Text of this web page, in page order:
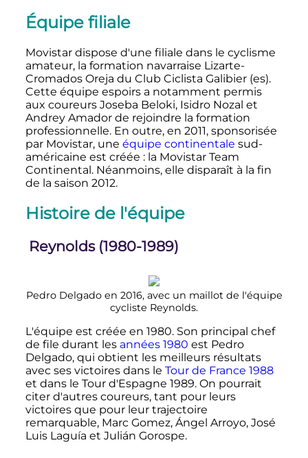
Équipe filiale
Movistar dispose d'une filiale dans le cyclisme
amateur, la formation navarraise Lizarte-
Cromados Oreja du Club Ciclista Galibier (es).
Cette équipe espoirs a notamment permis
aux coureurs Joseba Beloki, Isidro Nozal et
Andrey Amador de rejoindre la formation
professionnelle. En outre, en 2011, sponsorisée
par Movistar, une équipe continentale sud-
américaine est créée : la Movistar Team
Continental. Néanmoins, elle disparaît à la fin
de la saison 2012.
Histoire de l'équipe
Reynolds (1980-1989)
Pedro Delgado en 2016, avec un maillot de l'équipe
cycliste Reynolds.
L'équipe est créée en 1980. Son principal chef
de file durant les années 1980 est Pedro
Delgado, qui obtient les meilleurs résultats
avec ses victoires dans le Tour de France 1988
et dans le Tour d'Espagne 1989. On pourrait
citer d'autres coureurs, tant pour leurs
victoires que pour leur trajectoire
remarquable, Marc Gomez, Ángel Arroyo, José
Luis Laguía et Julián Gorospe.